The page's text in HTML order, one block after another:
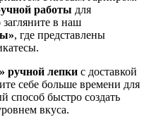
работы для
в наш
, где представлены
ручной лепки с доставкой
себе больше времени для
быстро создать
вкуса.